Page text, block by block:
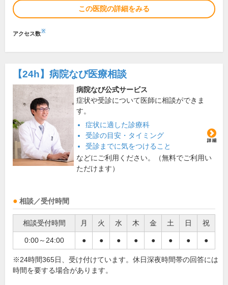
この医院の詳細をみる
アクセス数※
【24h】 病院なび医療相談
病院なび公式サービス
症状や受診について医師に相談ができま
す。
症状に適した診療科
受診の目安・タイミング
受診までに気をつけること
などにご利用ください。（無料でご利用い
ただけます）
相談／受付時間
相談受付時間 月 火 水 木 金 土 日 祝
0:00～24:00 ● ● ● ● ● ● ● ●
※24時間365日、受け付けています。休日深夜時間帯の回答には
時間を要する場合があります。